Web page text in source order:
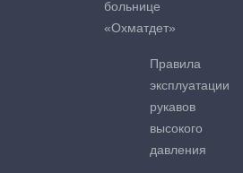
больнице
«Охматдет»
Правила
эксплуатации
рукавов
высокого
давления